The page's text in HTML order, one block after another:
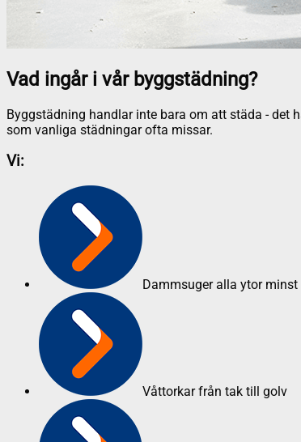
Vad ingår i vår byggstädning?
Byggstädning handlar inte bara om att städa -
som vanliga städningar ofta missar.
Vi:
Dammsuger alla ytor minst
Våttorkar från tak till golv